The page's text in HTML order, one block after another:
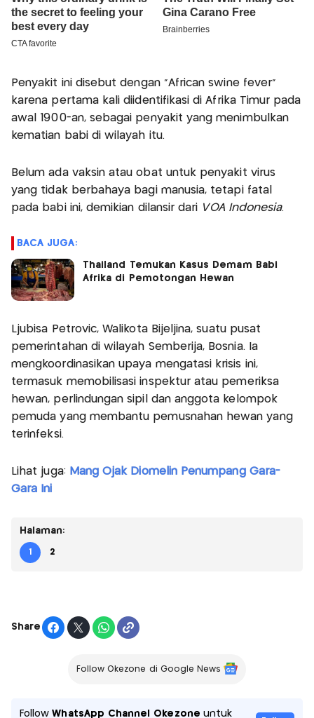
Penyakit ini disebut dengan “African swine fever”
karena pertama kali diidentifikasi di Afrika Timur pada
awal 1900-an, sebagai penyakit yang menimbulkan
kematian babi di wilayah itu.
Belum ada vaksin atau obat untuk penyakit virus
yang tidak berbahaya bagi manusia, tetapi fatal
pada babi ini, demikian dilansir dari VOA Indonesia.
BACA JUGA:
Thailand Temukan Kasus Demam Babi
Afrika di Pemotongan Hewan
Ljubisa Petrovic, Walikota Bijeljina, suatu pusat
pemerintahan di wilayah Semberija, Bosnia. Ia
mengkoordinasikan upaya mengatasi krisis ini,
termasuk memobilisasi inspektur atau pemeriksa
hewan, perlindungan sipil dan anggota kelompok
pemuda yang membantu pemusnahan hewan yang
terinfeksi.
Lihat juga: Mang Ojak Diomelin Penumpang Gara-
Gara Ini
Halaman:
1 2
Share
Follow Okezone di Google News
FollowWhatsApp Channel Okezone untuk